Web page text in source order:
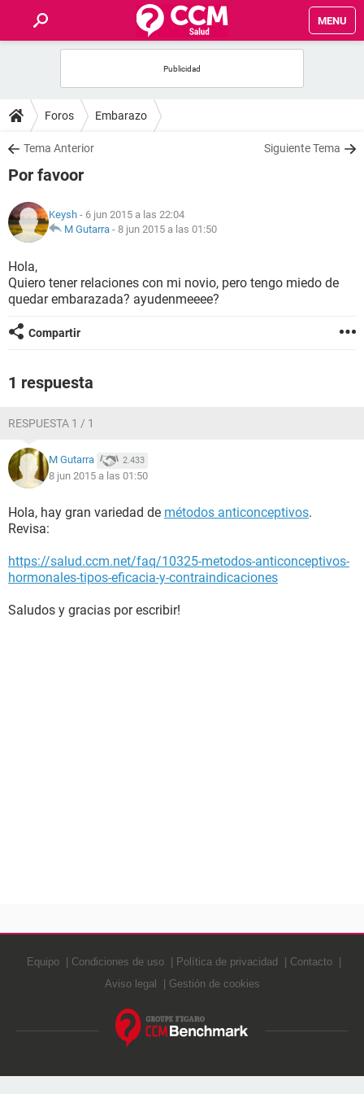
MENU
FOROS
SALUD
NUTRICIÓN
BIENESTAR
Foros Embarazo
Tema Anterior Siguiente Tema
Por favoor
Keysh - 6 jun 2015 a las 22:04
M Gutarra - 8 jun 2015 a las 01:50
Hola,
Quiero tener relaciones con mi novio, pero tengo miedo de
quedar embarazada? ayudenmeeee?
Compartir
1 respuesta
RESPUESTA 1 / 1
M Gutarra 2.433
8 jun 2015 a las 01:50
Hola, hay gran variedad de métodos anticonceptivos.
Revisa:
https://salud.ccm.net/faq/10325-metodos-anticonceptivos-
hormonales-tipos-eficacia-y-contraindicaciones
Saludos y gracias por escribir!
Equipo Condiciones de uso Política de privacidad
Contacto
Aviso legal
Gestión de cookies